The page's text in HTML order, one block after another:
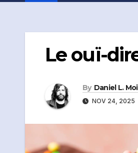
Le ouï-
By Daniel L.
NOV 24, 2025